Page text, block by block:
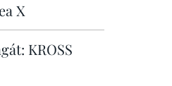
X
KROSS